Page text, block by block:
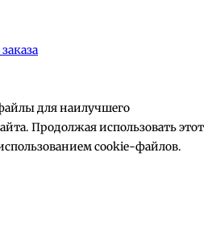
для наилучшего
Продолжая использовать этот
cookie-файлов.